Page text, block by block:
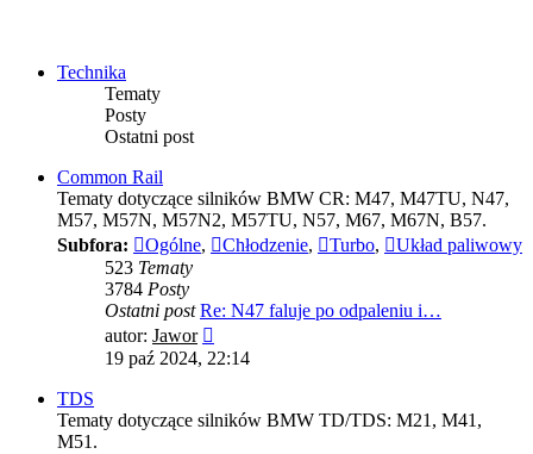
Technika
Tematy
Posty
Ostatni post
Common Rail
Tematy dotyczące silników BMW CR: M47, M47TU, N47,
M57, M57N, M57N2, M57TU, N57, M67, M67N, B57.
Subfora:
Ogólne, Chłodzenie, Turbo,
Układ paliwowy
523 Tematy
3784 Posty
Ostatni post Re: N47 faluje po odpaleniu i…
autor: Jawor
najnowszy
19 paź 2024, 22:14
TDS
Tematy dotyczące silników BMW TD/TDS: M21, M41,
M51.